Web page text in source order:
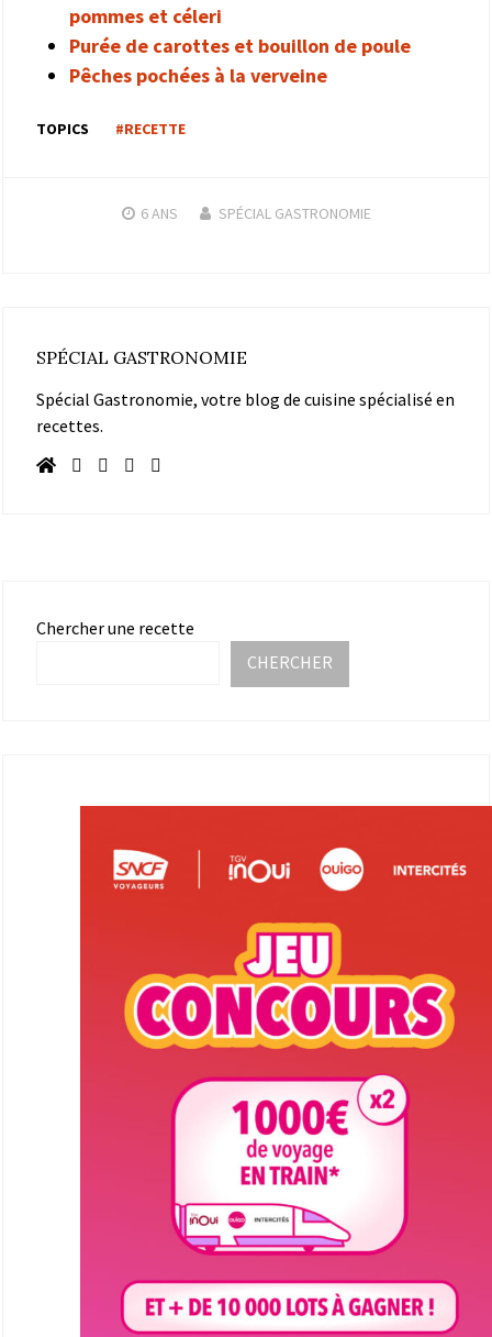
pommes et céleri
Purée de carottes et bouillon de poule
Pêches pochées à la verveine
TOPICS #RECETTE
6 ANS SPÉCIAL GASTRONOMIE
SPÉCIAL GASTRONOMIE
Spécial Gastronomie, votre blog de cuisine spécialisé en
recettes.
Chercher une recette
CHERCHER